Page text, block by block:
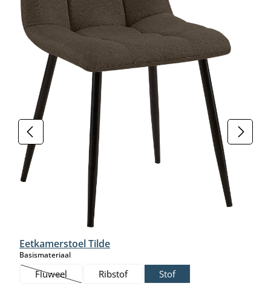
Eetkamerstoel Tilde
Basismateriaalselect
Fluweel
(Deze optie is momenteel niet beschikbaar.)
Ribstof Stof